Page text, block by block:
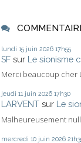
lundi 15 juin 2026 17h55
SF sur Le sionisme
Merci beaucoup cher
jeudi 11 juin 2026 17h30
LARVENT sur Le
Malheureusement
mercredi 10 juin 2026